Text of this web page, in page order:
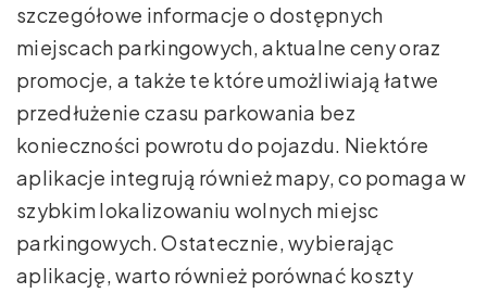
szczegółowe informacje o dostępnych
miejscach parkingowych, aktualne ceny oraz
promocje, a także te które umożliwiają łatwe
przedłużenie czasu parkowania bez
konieczności powrotu do pojazdu. Niektóre
aplikacje integrują również mapy, co pomaga w
szybkim lokalizowaniu wolnych miejsc
parkingowych. Ostatecznie, wybierając
aplikację, warto również porównać koszty